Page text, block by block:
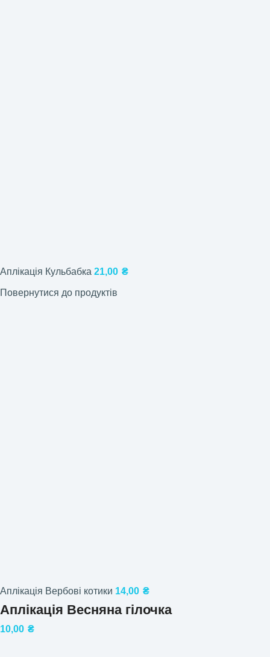
Аплікація Кульбабка 21,00 ₴
Повернутися до продуктів
Аплікація Вербові котики 14,00 ₴
Аплікація Весняна гілочка
10,00 ₴